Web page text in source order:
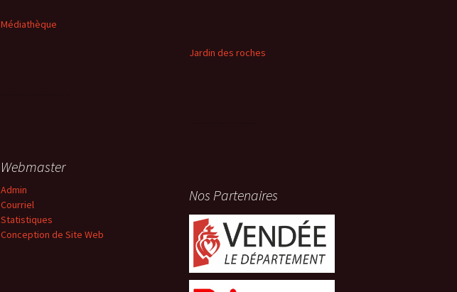
Médiathèque
Jardin des roches
Webmaster
Admin
Courriel
Statistiques
Conception de Site Web
Nos Partenaires